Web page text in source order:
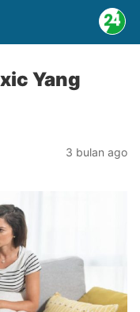
Yang
3 bulan ago